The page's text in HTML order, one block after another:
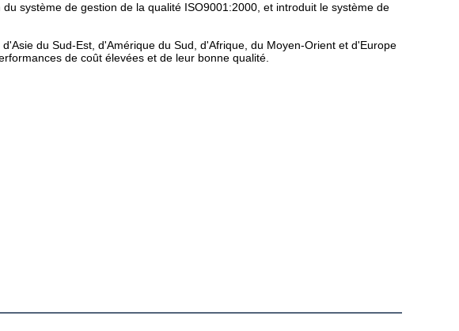
système de gestion de la qualité ISO9001:2000, et introduit le système de
du Sud-Est, d'Amérique du Sud, d'Afrique, du Moyen-Orient et d'Europe
de coût élevées et de leur bonne qualité.